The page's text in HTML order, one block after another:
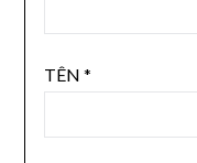
TÊN *